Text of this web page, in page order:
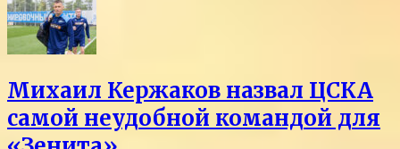
Михаил Кержаков назвал ЦСКА
самой неудобной командой для